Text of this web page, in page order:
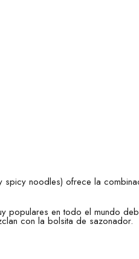
spicy noodles) ofrece la
populares en todo el mundo
con la bolsita de sazonador.